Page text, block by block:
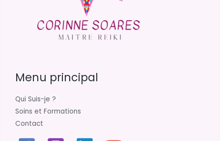
Menu principal
Qui Suis-je ?
Soins et Formations
Contact